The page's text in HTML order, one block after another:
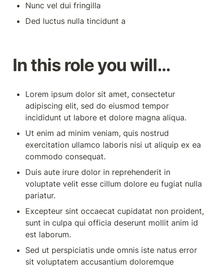
Nunc vel dui fringilla
Ded luctus nulla tincidunt a
In this role you will…
Lorem ipsum dolor sit amet, consectetur
adipiscing elit, sed do eiusmod tempor
incididunt ut labore et dolore magna aliqua.
Ut enim ad minim veniam, quis nostrud
exercitation ullamco laboris nisi ut aliquip ex ea
commodo consequat.
Duis aute irure dolor in reprehenderit in
voluptate velit esse cillum dolore eu fugiat nulla
pariatur.
Excepteur sint occaecat cupidatat non proident,
sunt in culpa qui officia deserunt mollit anim id
est laborum.
Sed ut perspiciatis unde omnis iste natus error
sit voluptatem accusantium doloremque